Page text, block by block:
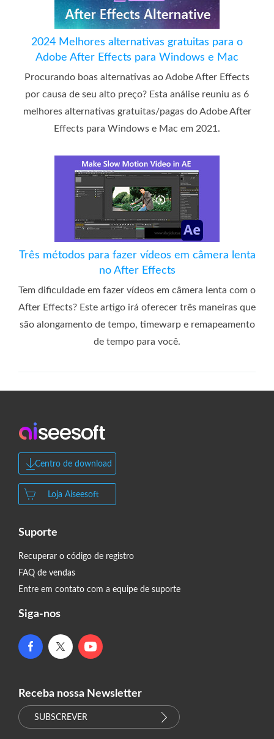
2024 Melhores alternativas gratuitas para o
Adobe After Effects para Windows e Mac
Procurando boas alternativas ao Adobe After Effects
por causa de seu alto preço? Esta análise reuniu as 6
melhores alternativas gratuitas/pagas do Adobe After
Effects para Windows e Mac em 2021.
Três métodos para fazer vídeos em câmera lenta
no After Effects
Tem dificuldade em fazer vídeos em câmera lenta com o
After Effects? Este artigo irá oferecer três maneiras que
são alongamento de tempo, timewarp e remapeamento
de tempo para você.
Centro de download
Loja Aiseesoft
Suporte
Recuperar o código de registro
FAQ de vendas
Entre em contato com a equipe de suporte
Siga-nos
Receba nossa Newsletter
SUBSCREVER